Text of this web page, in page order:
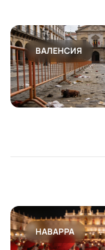
ВАЛЕНСИЯ
НАВАРРА